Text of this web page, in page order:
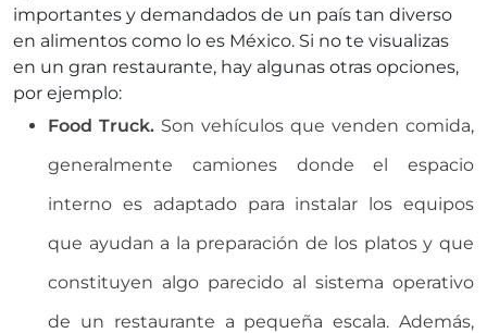
importantes y demandados de un país tan diverso
en alimentos como lo es México. Si no te visualizas
en un gran restaurante, hay algunas otras opciones,
por ejemplo:
Food Truck. Son vehículos que venden comida,
generalmente camiones donde el espacio
interno es adaptado para instalar los equipos
que ayudan a la preparación de los platos y que
constituyen algo parecido al sistema operativo
de un restaurante a pequeña escala. Además,